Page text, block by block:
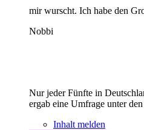
mir wurscht. Ich habe den
Nobbi
Nur jeder Fünfte in
ergab eine Umfrage unter
Inhalt melden